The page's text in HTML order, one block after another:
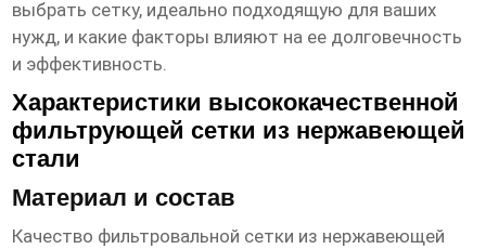
выбрать сетку, идеально подходящую для ваших
нужд, и какие факторы влияют на ее долговечность
и эффективность.
Характеристики высококачественной
фильтрующей сетки из нержавеющей
стали
Материал и состав
Качество фильтровальной сетки из нержавеющей